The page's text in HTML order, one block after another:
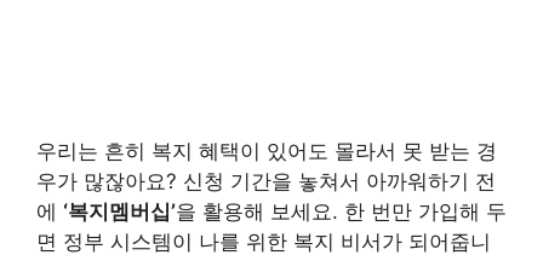
우리는 흔히 복지 혜택이 있어도 몰라서 못 받는 경
우가 많잖아요? 신청 기간을 놓쳐서 아까워하기 전
에 ‘복지멤버십’을 활용해 보세요. 한 번만 가입해 두
면 정부 시스템이 나를 위한 복지 비서가 되어줍니